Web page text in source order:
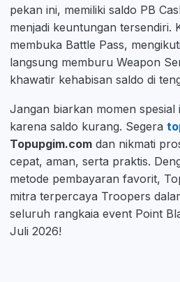
pekan ini, memiliki saldo PB
menjadi keuntungan tersendiri.
membuka Battle Pass,
langsung memburu Weapon
khawatir kehabisan saldo di
Jangan biarkan momen spesial
karena saldo kurang. Segera
Topupgim.com dan nikmati
cepat, aman, serta praktis.
metode pembayaran favorit,
mitra terpercaya Troopers
seluruh rangkaia event Point
Juli 2026!